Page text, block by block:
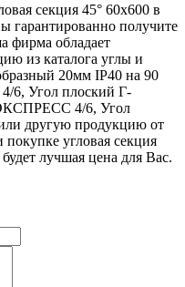
секция 45° 60x600 в
гарантированно получите
фирма обладает
из каталога углы и
20мм IP40 на 90
6, Угол плоский Г-
4/6, Угол
другую продукцию от
угловая секция
лучшая цена для Вас.